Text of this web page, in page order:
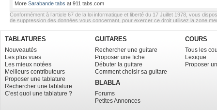
More Sarabande tabs at 911 tabs.com
Conformément à l’article 67 de la loi informatique et liberté du 17 Juillet 1978, vous
de suppression des données vous concernant, pour exercer ce droit utilisez la zone
TABLATURES
Nouveautés
Les plus vues
Les mieux notées
Meilleurs contributeurs
Proposer une tablature
Rechercher une tablature
C'est quoi une tablature ?
GUITARES
Rechercher une guitare
Proposer une fiche
Débuter la guitare
Comment choisir sa guitare
BLABLA
Forums
Petites Annonces
COURS
Tous les
Lexique
Proposer